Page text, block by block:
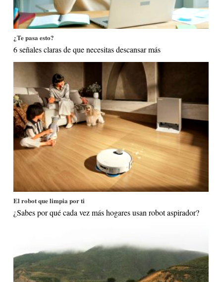
¿Te pasa esto?
6 señales claras de que necesitas descansar más
El robot que limpia por ti
¿Sabes por qué cada vez más hogares usan robot aspirador?